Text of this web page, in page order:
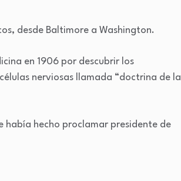
desde Baltimore a Washington.
en 1906 por descubrir los
nerviosas llamada “doctrina de la
había hecho proclamar presidente de